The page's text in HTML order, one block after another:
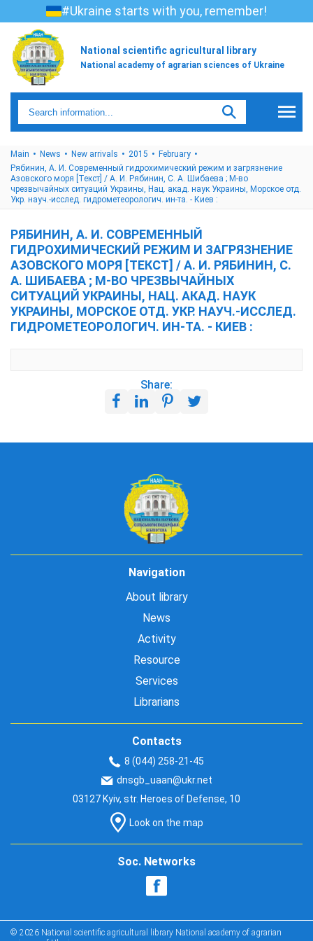
#Ukraine starts with you, remember!
National scientific agricultural library
National academy of agrarian sciences of Ukraine
Main News New arrivals 2015
February
Рябинин, А. И. Современный гидрохимический режим и загрязнение
Азовского моря [Текст] / А. И. Рябинин, С. А. Шибаева ; М-во
чрезвычайных ситуаций Украины, Нац. акад. наук Украины, Морское отд.
Укр. науч.-исслед. гидрометеорологич. ин-та. - Киев :
РЯБИНИН, А. И. СОВРЕМЕННЫЙ
ГИДРОХИМИЧЕСКИЙ РЕЖИМ И ЗАГРЯЗНЕНИЕ
АЗОВСКОГО МОРЯ [ТЕКСТ] / А. И. РЯБИНИН, С.
А. ШИБАЕВА ; М-ВО ЧРЕЗВЫЧАЙНЫХ
СИТУАЦИЙ УКРАИНЫ, НАЦ. АКАД. НАУК
УКРАИНЫ, МОРСКОЕ ОТД. УКР. НАУЧ.-ИССЛЕД.
ГИДРОМЕТЕОРОЛОГИЧ. ИН-ТА. - КИЕВ :
Share:
Navigation
About library
News
Activity
Resource
Services
Librarians
Contacts
8 (044) 258-21-45
dnsgb_uaan@ukr.net
03127 Kyiv, str. Heroes of Defense, 10
Look on the map
Soc. Networks
© 2026 National scientific agricultural library National academy of agrarian